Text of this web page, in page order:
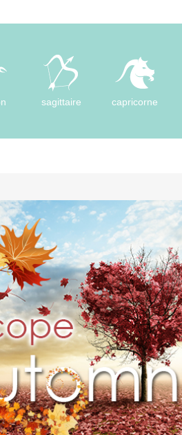
sagittaire capricorne